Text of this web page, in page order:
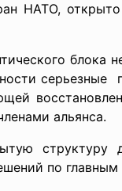
НАТО,
альянса.
структуру
по